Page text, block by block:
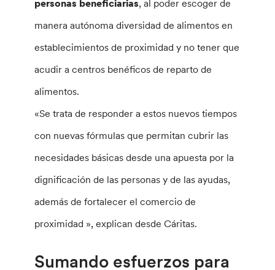
personas beneficiarias, al poder escoger de
manera autónoma diversidad de alimentos en
establecimientos de proximidad y no tener que
acudir a centros benéficos de reparto de
alimentos.
«Se trata de responder a estos nuevos tiempos
con nuevas fórmulas que permitan cubrir las
necesidades básicas desde una apuesta por la
dignificación de las personas y de las ayudas,
además de fortalecer el comercio de
proximidad », explican desde Cáritas.
Sumando esfuerzos para